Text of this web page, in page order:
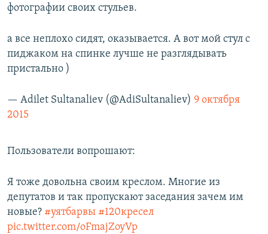
фотографии своих стульев.
а все неплохо сидят, оказывается. А вот мой стул с
пиджаком на спинке лучше не разглядывать
пристально )
— Adilet Sultanaliev (@AdiSultanaliev) 9 октября
2015
Пользователи вопрошают:
Я тоже довольна своим креслом. Многие из
депутатов и так пропускают заседания зачем им
новые? #уятбарвы #120кресел
pic.twitter.com/oFmajZoyVp